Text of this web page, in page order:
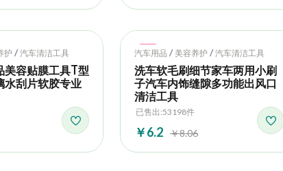
护 / 汽车清洁工具
美容贴膜工具T型
水刮片软胶专业
Hot
汽车用品 / 美容养护 / 汽车清洁工具
洗车软毛刷细节家车两用小刷
子汽车内饰缝隙多功能出风口
清洁工具
已售出:53198件
￥6.2 ￥8.06